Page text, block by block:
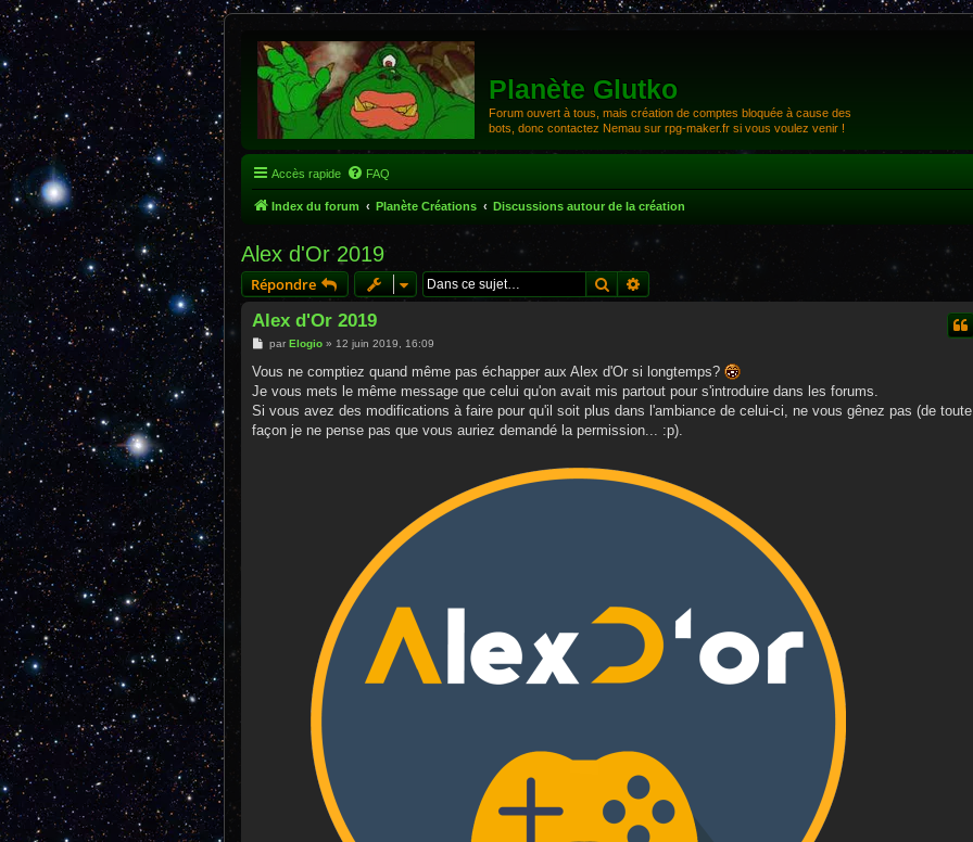
Planète Glutko
Forum ouvert à tous, mais création de comptes bloquée à cause des
bots, donc contactez Nemau sur rpg-maker.fr si vous voulez venir !
Accès rapide FAQ
Index du forum Planète Créations Discussions autour de la création
Alex d'Or 2019
Répondre Rechercher
Recherche avancée
Alex d'Or 2019
M
s
a
g
par Elogio» 12 juin 2019, 16:09
Vous ne comptiez quand même pas échapper aux Alex d'Or si longtemps?
Je vous mets le même message que celui qu'on avait mis partout pour s'introduire dans les forums.
Si vous avez des modifications à faire pour qu'il soit plus dans l'ambiance de celui-ci, ne vous gênez pas (de toute
façon je ne pense pas que vous auriez demandé la permission... :p).